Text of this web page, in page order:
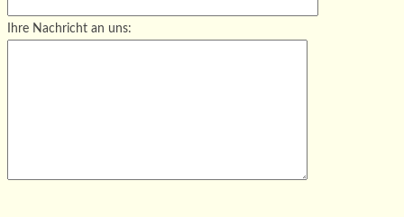
Ihre Nachricht an uns: